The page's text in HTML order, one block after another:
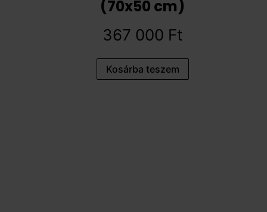
(70x50 cm)
367 000 Ft
Kosárba teszem